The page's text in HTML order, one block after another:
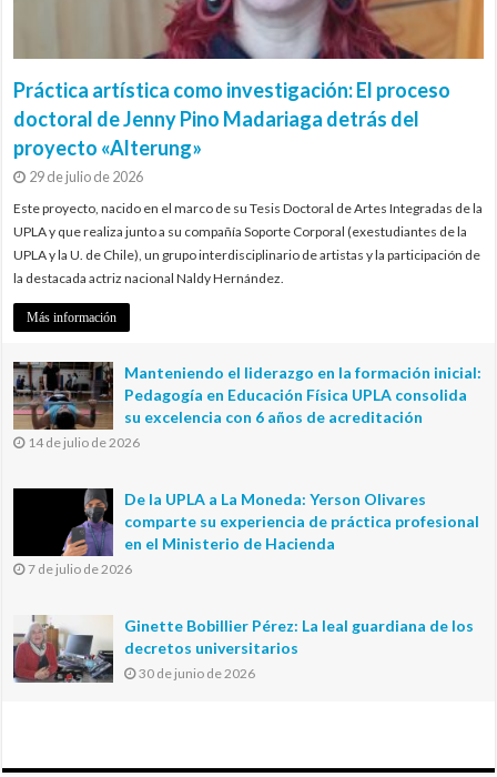
Práctica artística como investigación: El proceso
doctoral de Jenny Pino Madariaga detrás del
proyecto «Alterung»
29 de julio de 2026
Este proyecto, nacido en el marco de su Tesis Doctoral de Artes Integradas de la
UPLA y que realiza junto a su compañía Soporte Corporal (exestudiantes de la
UPLA y la U. de Chile), un grupo interdisciplinario de artistas y la participación de
la destacada actriz nacional Naldy Hernández.
Más información
Manteniendo el liderazgo en la formación inicial:
Pedagogía en Educación Física UPLA consolida
su excelencia con 6 años de acreditación
14 de julio de 2026
De la UPLA a La Moneda: Yerson Olivares
comparte su experiencia de práctica profesional
en el Ministerio de Hacienda
7 de julio de 2026
Ginette Bobillier Pérez: La leal guardiana de los
decretos universitarios
30 de junio de 2026